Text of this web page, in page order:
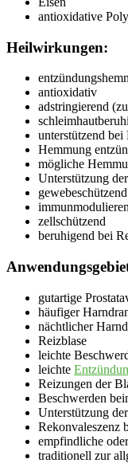
antioxidative
Heilwirkungen:
antioxidativ
adstringierend
unterstützend bei
Hemmung
mögliche
Unterstützung
gewebeschützend
zellschützend
beruhigend bei
gutartige
häufiger
nächtlicher
Reizblase
leichte
leichte
Reizungen der
Beschwerden
Unterstützung
Rekonvaleszenz
empfindliche
traditionell zur